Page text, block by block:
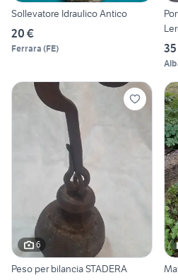
Sollevatore Idraulico Antico
20 €
Ferrara (FE)
6
Peso per bilancia STADERA